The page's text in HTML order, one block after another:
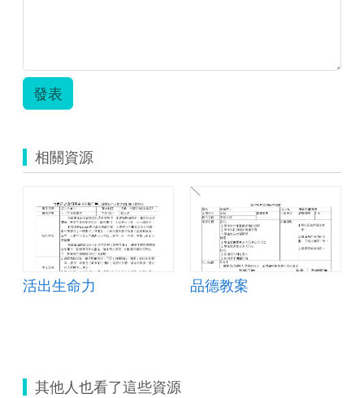
發表
相關資源
活出生命力 品德教案
其他人也看了這些資源